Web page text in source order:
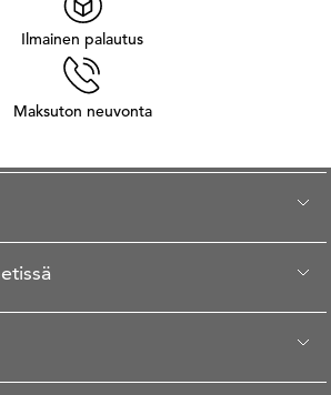
Ilmainen palautus
Maksuton neuvonta